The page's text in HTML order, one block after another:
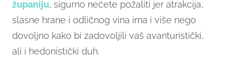
županiju, sigurno nećete požaliti jer atrakcija,
slasne hrane i odličnog vina ima i više nego
dovoljno kako bi zadovoljili vaš avanturistički,
ali i hedonistički duh.